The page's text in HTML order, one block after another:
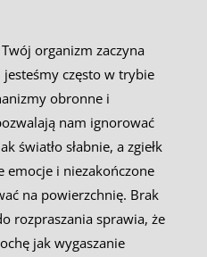
organizm zaczyna
często w trybie
obronne i
nam ignorować
światło słabnie, a zgiełk
emocje i niezakończone
na powierzchnię. Brak
rozpraszania sprawia, że
jak wygaszanie